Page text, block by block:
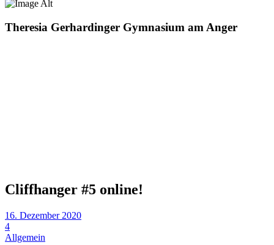
Theresia Gerhardinger Gymnasium am Anger
Cliffhanger #5 online!
16. Dezember 2020
4
Allgemein